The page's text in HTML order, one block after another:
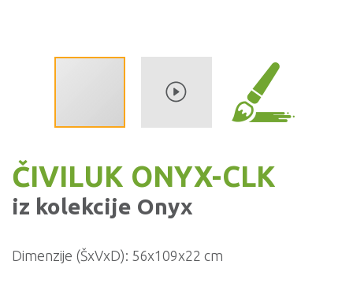
ČIVILUK ONYX-CLK
iz kolekcije Onyx
Dimenzije (ŠxVxD): 56x109x22 cm